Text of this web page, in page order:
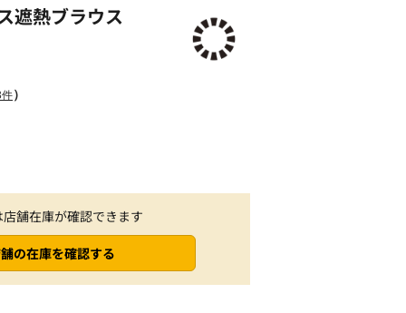
舗在庫が確認できます
の在庫を確認する
遮熱ブラウス
）